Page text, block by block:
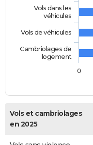
Vols dans les
véhicules
Vols de véhicules
Cambriolages de
logement
0
Vols et cambriolages
en 2025